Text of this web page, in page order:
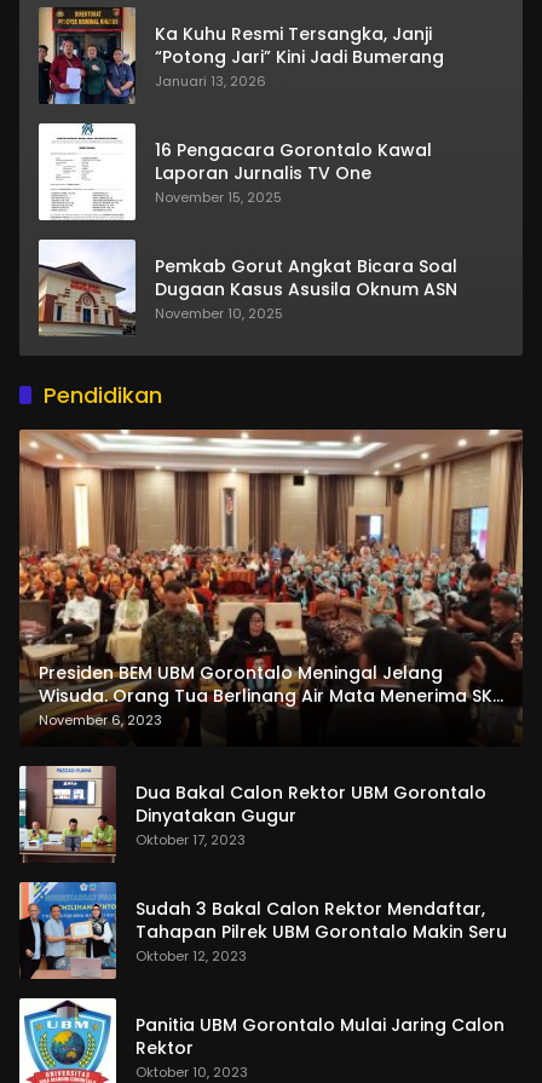
Ka Kuhu Resmi Tersangka, Janji
“Potong Jari” Kini Jadi Bumerang
Januari 13, 2026
16 Pengacara Gorontalo Kawal
Laporan Jurnalis TV One
November 15, 2025
Pemkab Gorut Angkat Bicara Soal
Dugaan Kasus Asusila Oknum ASN
November 10, 2025
Pendidikan
Presiden BEM UBM Gorontalo Meningal Jelang
Wisuda. Orang Tua Berlinang Air Mata Menerima SKL
dan Pemasangan Salempang
November 6, 2023
Dua Bakal Calon Rektor UBM Gorontalo
Dinyatakan Gugur
Oktober 17, 2023
Sudah 3 Bakal Calon Rektor Mendaftar,
Tahapan Pilrek UBM Gorontalo Makin Seru
Oktober 12, 2023
Panitia UBM Gorontalo Mulai Jaring Calon
Rektor
Oktober 10, 2023